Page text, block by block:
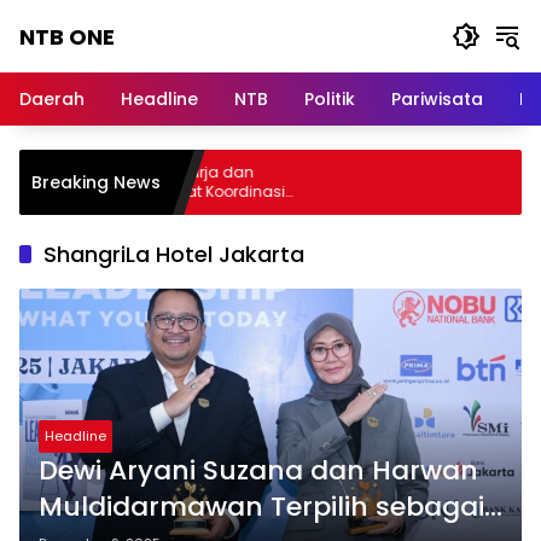
NTB ONE
dan
Lombok
Daerah Headline NTB Politik Pariwisata
Breaking News
Audiensi, Jasa Raharja dan
PANRB Perkuat Koordinasi
Kepatuhan PKB dan SWDKLLJ
ShangriLa Hotel Jakarta
Headline
Dewi Aryani Suzana dan Harwan
Muldidarmawan Terpilih sebagai